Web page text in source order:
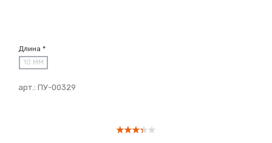
Длина *
10 ММ
арт.: ПУ-00329